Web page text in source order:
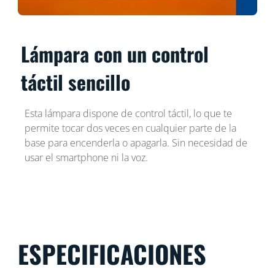
Lámpara con un control
táctil sencillo
Esta lámpara dispone de control táctil, lo que te
permite tocar dos veces en cualquier parte de la
base para encenderla o apagarla. Sin necesidad de
usar el smartphone ni la voz.
ESPECIFICACIONES